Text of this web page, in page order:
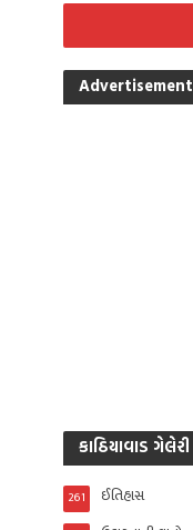
Advertisement
કાઠિયાવાડ ગેલેરી
ઈતિહાસ
261